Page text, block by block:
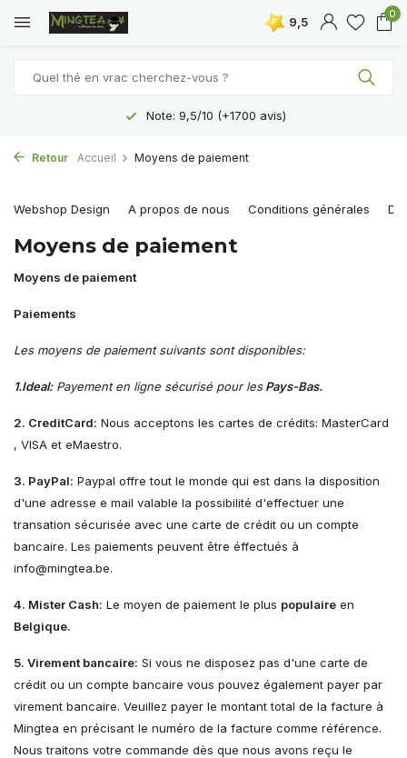
9,5
0
Note: 9,5/10 (+1700 avis)
Retour Accueil Moyens de paiement
Webshop Design A propos de nous Conditions générales
Moyens de paiement
Moyens de paiement
Paiements
Les moyens de paiement suivants sont disponibles:
1.Ideal:Payement en ligne sécurisé pour lesPays-Bas.
2. CreditCard: Nous acceptons les cartes de crédits: MasterCard
, VISA et eMaestro.
3. PayPal: Paypal offre tout le monde qui est dans la disposition
d'une adresse e mail valable la possibilité d'effectuer une
transation sécurisée avec une carte de crédit ou un compte
bancaire. Les paiements peuvent être éffectués à
info@mingtea.be.
4. Mister Cash: Le moyen de paiement le plus populaire en
Belgique.
5. Virement bancaire: Si vous ne disposez pas d'une carte de
crédit ou un compte bancaire vous pouvez également payer par
virement bancaire. Veuillez payer le montant total de la facture à
Mingtea en précisant le numéro de la facture comme référence.
Nous traitons votre commande dès que nous avons reçu le